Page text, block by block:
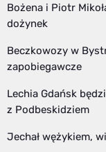
Bożena i Piotr
dożynek
Beczkowozy w
zapobiegawcze
Lechia Gdańsk
z Podbeskidziem
Jechał wężykiem,